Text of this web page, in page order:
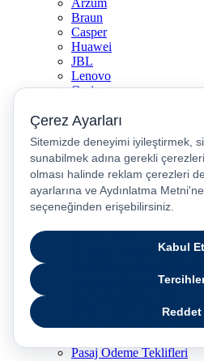
Braun
Casper
Huawei
JBL
Lenovo
Omix
Realme
TCL
Sony
Özel Günler & Kampanyalar
Apple Eğitim
Düğün ve Çeyiz Paketleri
Uykusu Kaçanlar Kulübü
Vergisiz Telefonlar
Pasaj Ödeme Teklifleri